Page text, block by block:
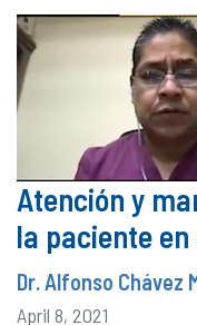
Atención y
la paciente
Dr. Alfonso Chávez
April 8, 2021